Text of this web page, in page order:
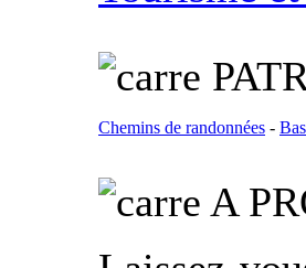
Chemins de randonnées -
A